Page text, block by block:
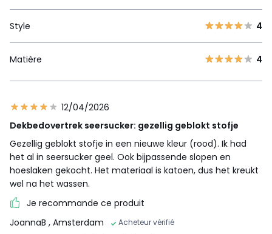
Style 4
Matière 4
12/04/2026
Dekbedovertrek seersucker: gezellig geblokt stofje
Gezellig geblokt stofje in een nieuwe kleur (rood). Ik had
het al in seersucker geel. Ook bijpassende slopen en
hoeslaken gekocht. Het materiaal is katoen, dus het kreukt
wel na het wassen.
Je recommande ce produit
JoannaB , Amsterdam Acheteur vérifié